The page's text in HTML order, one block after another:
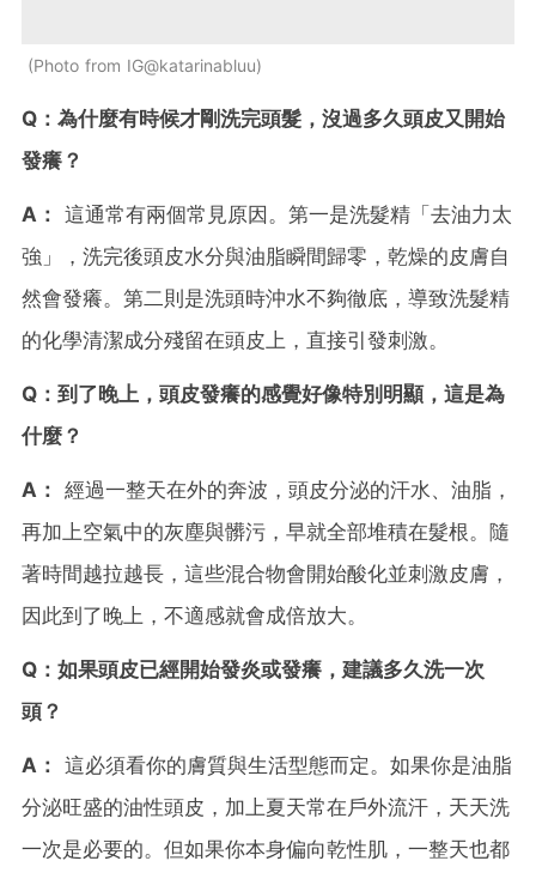
Photo from IG@katarinabluu
Q：為什麼有時候才剛洗完頭髮，沒過多久頭皮又開始
發癢？
A： 這通常有兩個常見原因。第一是洗髮精「去油力太
強」，洗完後頭皮水分與油脂瞬間歸零，乾燥的皮膚自
然會發癢。第二則是洗頭時沖水不夠徹底，導致洗髮精
的化學清潔成分殘留在頭皮上，直接引發刺激。
Q：到了晚上，頭皮發癢的感覺好像特別明顯，這是為
什麼？
A： 經過一整天在外的奔波，頭皮分泌的汗水、油脂，
再加上空氣中的灰塵與髒污，早就全部堆積在髮根。隨
著時間越拉越長，這些混合物會開始酸化並刺激皮膚，
因此到了晚上，不適感就會成倍放大。
Q：如果頭皮已經開始發炎或發癢，建議多久洗一次
頭？
A： 這必須看你的膚質與生活型態而定。如果你是油脂
分泌旺盛的油性頭皮，加上夏天常在戶外流汗，天天洗
一次是必要的。但如果你本身偏向乾性肌，一整天也都